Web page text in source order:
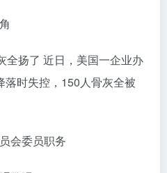
全扬了 近日，美国一企业办
落时失控，150人骨灰全被
会委员职务